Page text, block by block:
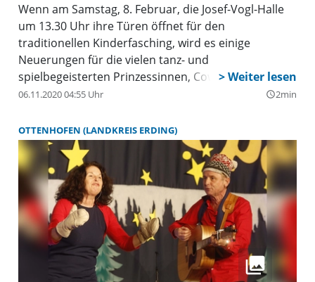
Wenn am Samstag, 8. Februar, die Josef-Vogl-Halle
um 13.30 Uhr ihre Türen öffnet für den
traditionellen Kinderfasching, wird es einige
Neuerungen für die vielen tanz- und
spielbegeisterten Prinzessinnen, Cowboys, Feen und
Piraten geben: Gestartet wird von 14 bis 15:30 Uhr
jetzt aber mit den Mitgliedern des
Faschingskomitees und …tatatata:
Musikuntermalung von "Schlawindl". Natürlich
dürfen dabei die „99 Luftballons“ als Highlight nicht
fehlen.
06.11.2020 04:55 Uhr query_builder2min
OTTENHOFEN (LANDKREIS ERDING)